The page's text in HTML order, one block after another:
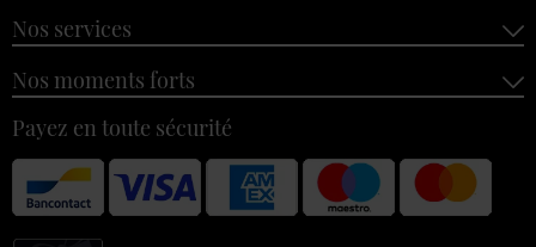
Nos services
Nos moments forts
Payez en toute sécurité